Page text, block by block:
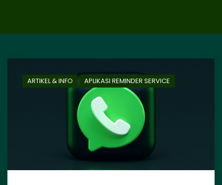
ARTIKEL & INFO APLIKASI REMINDER SERVICE